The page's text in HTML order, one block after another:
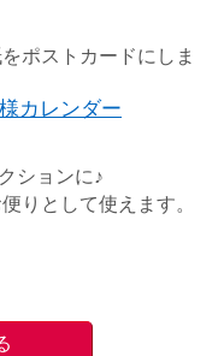
ポストカードにしま
カレンダー
ションに♪
りとして使えます。